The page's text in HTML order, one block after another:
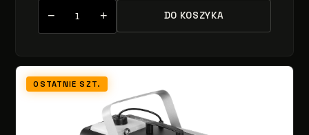
− + DO KOSZYKA
OSTATNIE SZT.